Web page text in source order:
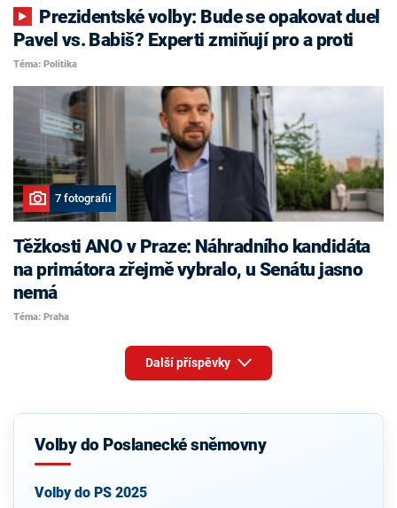
Pavel vs. Babiš? Experti zmiňují pro a proti
Téma: Politika
7 fotografií
Těžkosti ANO v Praze: Náhradního kandidáta
na primátora zřejmě vybralo, u Senátu jasno
nemá
Téma: Praha
Další příspěvky
Volby do Poslanecké sněmovny
Volby do PS 2025